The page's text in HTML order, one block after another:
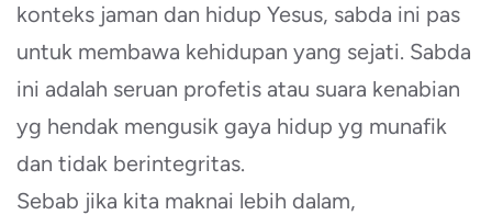
konteks jaman dan hidup Yesus, sabda ini pas
untuk membawa kehidupan yang sejati. Sabda
ini adalah seruan profetis atau suara kenabian
yg hendak mengusik gaya hidup yg munafik
dan tidak berintegritas.
Sebab jika kita maknai lebih dalam,